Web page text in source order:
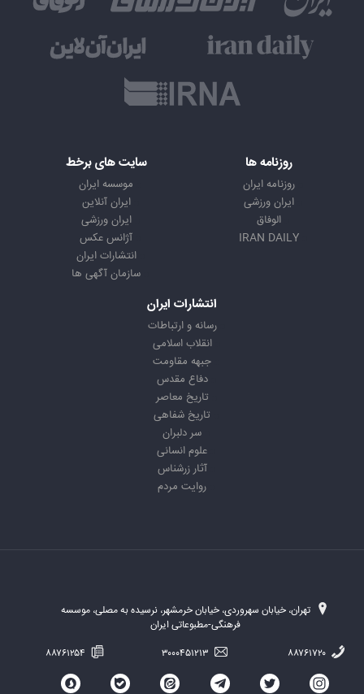
روزنامه ها
روزنامه ایران
ایران ورزشی
الوفاق
IRAN DAILY
سایت های برخط
موسسه ایران
ایران آنلاین
ایران ورزشی
آژانس عکس
انتشارات ایران
سازمان آگهی ها
انتشارات ایران
رسانه و ارتباطات
انقلاب اسلامی
جبهه مقاومت
دفاع مقدس
تاریخ معاصر
تاریخ شفاهی
سر دلبران
علوم انسانی
آثار زرشناس
روایت مردم
تهران، خیابان سهروردی، خیابان خرمشهر، نرسیده به مصلی، موسسه
فرهنگی-مطبوعاتی ایران